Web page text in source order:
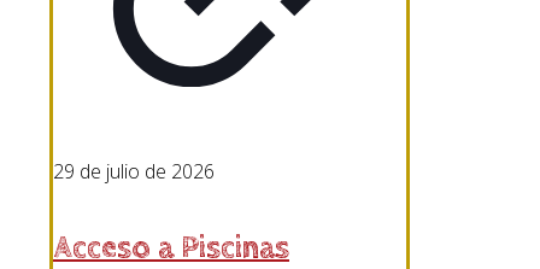
29 de julio de 2026
Acceso a Piscinas